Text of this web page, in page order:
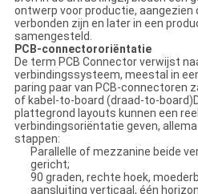
ontwerp voor productie, aangezien
verbonden zijn en later in een
samengesteld.
PCB-connectororiëntatie
De term PCB Connector verwijst
verbindingssysteem, meestal in
paring paar van PCB-connectoren
of kabel-to-board (draad-to-
plattegrond layouts kunnen een
verbindingsoriëntatie geven,
stappen:
Parallelle of mezzanine beide
gericht;
90 graden, rechte hoek,
aansluiting verticaal, één